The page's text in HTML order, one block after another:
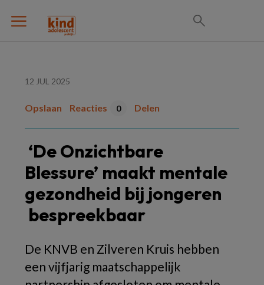
12 JUL 2025
Opslaan Reacties 0 Delen
‘De Onzichtbare
Blessure’ maakt mentale
gezondheid bij jongeren
bespreekbaar
De KNVB en Zilveren Kruis hebben
een vijfjarig maatschappelijk